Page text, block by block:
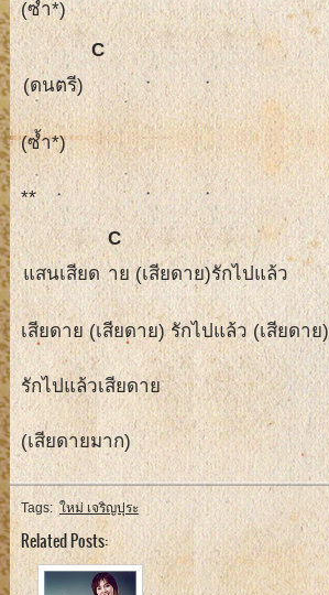
(ซ้ำ*)
C
(ดนตรี)
(ซ้ำ*)
**
C
แสนเสียด าย (เสียดาย)รักไปแล้ว
เสียดาย (เสียดาย) รักไปแล้ว (เสียดาย)
รักไปแล้วเสียดาย
(เสียดายมาก)
Tags: ใหม่ เจริญปุระ
Related Posts: